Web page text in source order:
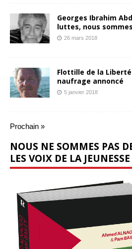
Georges Ibrahim
luttes, nous
26 mars 2018
Flottille de la Liberté
naufrage annoncé
5 janvier 2018
Prochain »
NOUS NE SOMMES PAS
LES VOIX DE LA